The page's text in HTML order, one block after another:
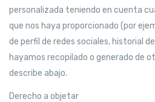
personalizada teniendo en cuenta
que nos haya proporcionado (por
de perfil de redes sociales, historial
hayamos recopilado o generado de
describe abajo.
Derecho a objetar